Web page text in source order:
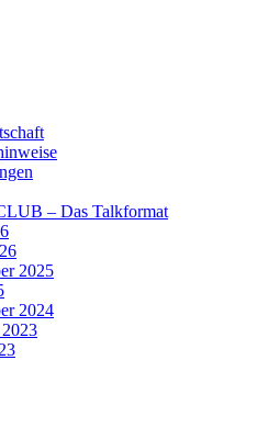
– Das Talkformat
2025
2024